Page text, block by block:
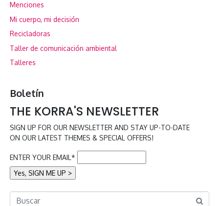
Menciones
Mi cuerpo, mi decisión
Recicladoras
Taller de comunicación ambiental
Talleres
Boletín
THE KORRA'S NEWSLETTER
SIGN UP FOR OUR NEWSLETTER AND STAY UP-TO-DATE
ON OUR LATEST THEMES & SPECIAL OFFERS!
ENTER YOUR EMAIL*